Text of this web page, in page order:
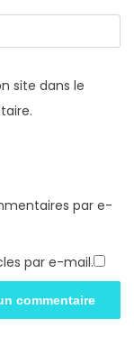
site dans le
par e-
par e-mail.